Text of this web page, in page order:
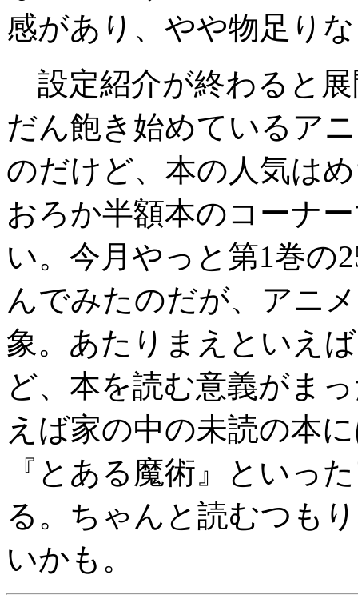
感があり、やや物足り
設定紹介が終わると
だん飽き始めているア
のだけど、本の人気は
おろか半額本のコーナ
い。今月やっと第1巻の
んでみたのだが、アニ
象。あたりまえといえ
ど、本を読む意義がま
えば家の中の未読の本
『とある魔術』といっ
る。ちゃんと読むつも
いかも。